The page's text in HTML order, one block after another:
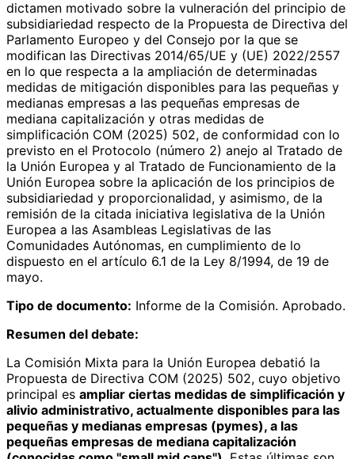
dictamen motivado sobre la vulneración del principio de
subsidiariedad respecto de la Propuesta de Directiva del
Parlamento Europeo y del Consejo por la que se
modifican las Directivas 2014/65/UE y (UE) 2022/2557
en lo que respecta a la ampliación de determinadas
medidas de mitigación disponibles para las pequeñas y
medianas empresas a las pequeñas empresas de
mediana capitalización y otras medidas de
simplificación COM (2025) 502, de conformidad con lo
previsto en el Protocolo (número 2) anejo al Tratado de
la Unión Europea y al Tratado de Funcionamiento de la
Unión Europea sobre la aplicación de los principios de
subsidiariedad y proporcionalidad, y asimismo, de la
remisión de la citada iniciativa legislativa de la Unión
Europea a las Asambleas Legislativas de las
Comunidades Autónomas, en cumplimiento de lo
dispuesto en el artículo 6.1 de la Ley 8/1994, de 19 de
mayo.
Tipo de documento: Informe de la Comisión. Aprobado.
Resumen del debate:
La Comisión Mixta para la Unión Europea debatió la
Propuesta de Directiva COM (2025) 502, cuyo objetivo
principal es ampliar ciertas medidas de simplificación y
alivio administrativo, actualmente disponibles para las
pequeñas y medianas empresas (pymes), a las
pequeñas empresas de mediana capitalización